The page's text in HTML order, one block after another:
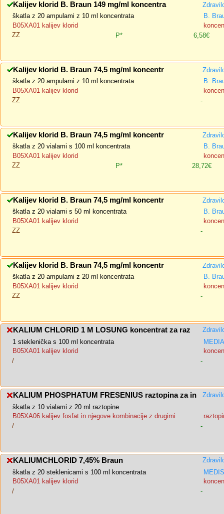
Kalijev klorid B. Braun 149 mg/ml koncentra
škatla z 20 ampulami z 10 ml koncentrata
B.
B05XA01 kalijev klorid
ZZ
P* 6,58€
Kalijev klorid B. Braun 74,5 mg/ml koncentr
škatla z 20 ampulami z 10 ml koncentrata
B.
B05XA01 kalijev klorid
ZZ
-
Kalijev klorid B. Braun 74,5 mg/ml koncentr
škatla z 20 vialami s 100 ml koncentrata
B.
B05XA01 kalijev klorid
ZZ
P* 28,72€
Kalijev klorid B. Braun 74,5 mg/ml koncentr
škatla z 20 vialami s 50 ml koncentrata
B.
B05XA01 kalijev klorid
ZZ
-
Kalijev klorid B. Braun 74,5 mg/ml koncentr
škatla z 20 ampulami z 20 ml koncentrata
B.
B05XA01 kalijev klorid
ZZ
-
KALIUM CHLORID 1 M LOSUNG koncentrat za raz
1 steklenička s 100 ml koncentrata
B05XA01 kalijev klorid
/
-
KALIUM PHOSPHATUM FRESENIUS raztopina za in
škatla z 10 vialami z 20 ml raztopine
B05XA06 kalijev fosfat in njegove kombinacije z drugimi
/
-
KALIUMCHLORID 7,45% Braun
škatla z 20 steklenicami s 100 ml koncentrata
B05XA01 kalijev klorid
/
-